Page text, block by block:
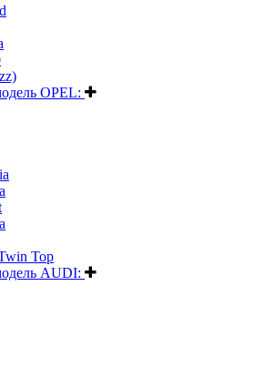
OPEL:
Top
AUDI: